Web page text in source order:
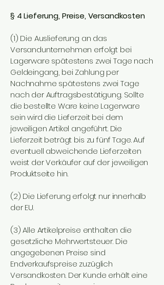
§ 4 Lieferung, Preise, Versandkosten
(1) Die Auslieferung an das
Versandunternehmen erfolgt bei
Lagerware spätestens zwei Tage nach
Geldeingang, bei Zahlung per
Nachnahme spätestens zwei Tage
nach der Auftragsbestätigung. Sollte
die bestellte Ware keine Lagerware
sein wird die Lieferzeit bei dem
jeweiligen Artikel angeführt. Die
Lieferzeit beträgt bis zu fünf Tage. Auf
eventuell abweichende Lieferzeiten
weist der Verkäufer auf der jeweiligen
Produktseite hin.
(2) Die Lieferung erfolgt nur innerhalb
der EU.
(3) Alle Artikelpreise enthalten die
gesetzliche Mehrwertsteuer. Die
angegebenen Preise sind
Endverkaufspreise zuzüglich
Versandkosten. Der Kunde erhält eine